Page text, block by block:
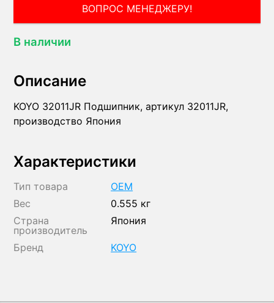
ВОПРОС МЕНЕДЖЕРУ!
В наличии
Описание
KOYO 32011JR Подшипник, артикул 32011JR,
производство Япония
Характеристики
Тип товара
OEM
Вес
0.555 кг
Страна
производитель
Япония
Бренд KOYO